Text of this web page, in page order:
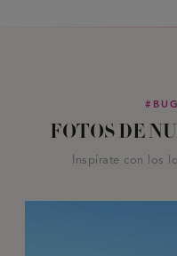
FOTOS DE
Inspírate con los